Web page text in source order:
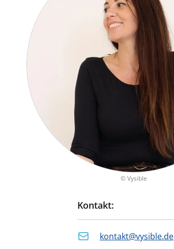
©Vysible
Kontakt:
kontakt@vysible.de